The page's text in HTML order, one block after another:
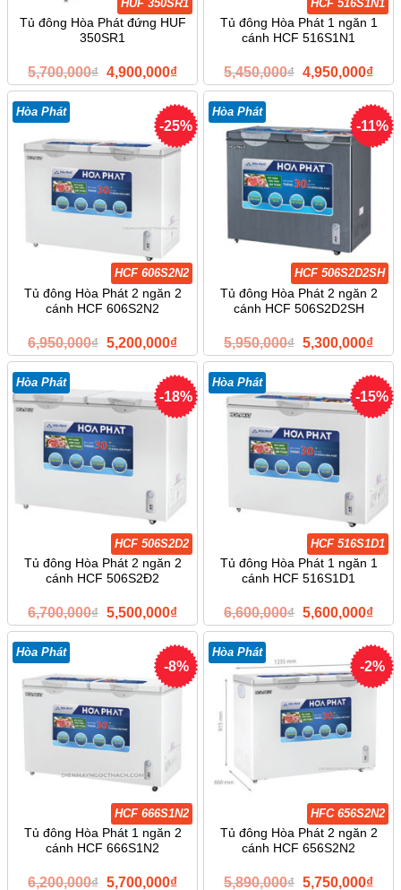
HUF 350SR1
Tủ đông Hòa Phát đứng HUF
350SR1
5,700,000₫ Giá
gốc
5,700,000₫.
4,900,000₫Giá
hiện
là:
4,900,000₫.
HCF 516S1N1
Tủ đông Hòa Phát 1 ngăn 1
cánh HCF 516S1N1
5,450,000₫ Giá
gốc
5,450,000₫.
4,950,000₫Giá
hiện
là:
-25%
Hòa Phát
HCF 606S2N2
Tủ đông Hòa Phát 2 ngăn 2
cánh HCF 606S2N2
6,950,000₫ Giá
gốc
6,950,000₫.
5,200,000₫Giá
hiện
là:
5,200,000₫.
-11%
Hòa Phát
HCF 506S2D2SH
Tủ đông Hòa Phát 2 ngăn 2
cánh HCF 506S2D2SH
5,950,000₫ Giá
gốc
5,950,000₫.
5,300,000₫Giá
hiện
là:
-18%
Hòa Phát
HCF 506S2D2
Tủ đông Hòa Phát 2 ngăn 2
cánh HCF 506S2Đ2
6,700,000₫ Giá
gốc
6,700,000₫.
5,500,000₫Giá
hiện
là:
5,500,000₫.
-15%
Hòa Phát
HCF 516S1D1
Tủ đông Hòa Phát 1 ngăn 1
cánh HCF 516S1D1
6,600,000₫ Giá
gốc
6,600,000₫.
5,600,000₫Giá
hiện
là:
-8%
Hòa Phát
HCF 666S1N2
Tủ đông Hòa Phát 1 ngăn 2
cánh HCF 666S1N2
6,200,000₫ Giá
5,700,000₫Giá
-2%
Hòa Phát
HFC 656S2N2
Tủ đông Hòa Phát 2 ngăn 2
cánh HCF 656S2N2
5,890,000₫ Giá
5,750,000₫Giá